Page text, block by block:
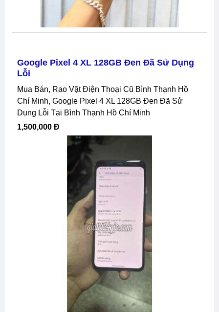
Google Pixel 4 XL 128GB Đen Đã Sử Dụng
Lỗi
Mua Bán, Rao Vặt Điện Thoại Cũ Bình Thạnh Hồ
Chí Minh, Google Pixel 4 XL 128GB Đen Đã Sử
Dụng Lỗi Tại Bình Thạnh Hồ Chí Minh
1,500,000 Đ